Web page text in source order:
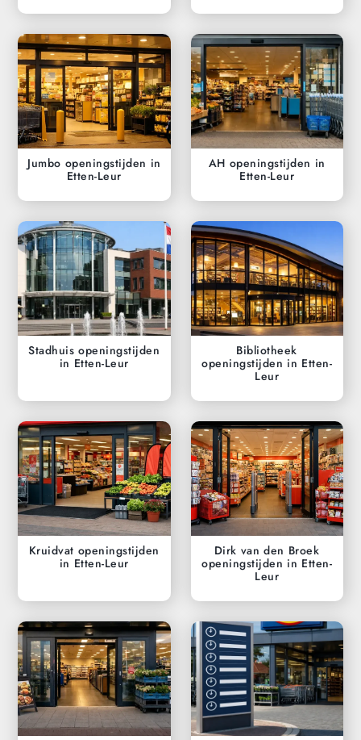
Jumbo openingstijden in
Etten-Leur
AH openingstijden in
Etten-Leur
Stadhuis openingstijden
in Etten-Leur
Bibliotheek
openingstijden in Etten-
Leur
Kruidvat openingstijden
in Etten-Leur
Dirk van den Broek
openingstijden in Etten-
Leur